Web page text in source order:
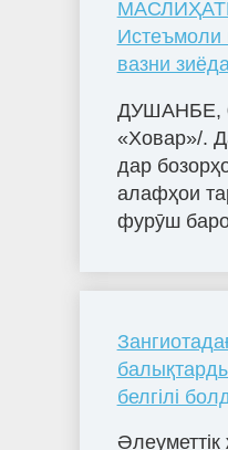
Истеъмоли
вазни
ДУШАНБЕ,
«Ховар»/.
дар
алафҳои
фурӯш
белгілі